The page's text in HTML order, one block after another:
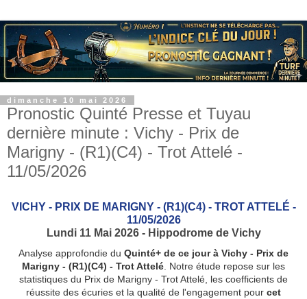
dimanche 10 mai 2026
Pronostic Quinté Presse et Tuyau
dernière minute : Vichy - Prix de
Marigny - (R1)(C4) - Trot Attelé -
11/05/2026
VICHY - PRIX DE MARIGNY - (R1)(C4) - TROT ATTELÉ -
11/05/2026
Lundi 11 Mai 2026 - Hippodrome de Vichy
Analyse approfondie du Quinté+ de ce jour à Vichy - Prix de
Marigny - (R1)(C4) - Trot Attelé. Notre étude repose sur les
statistiques du Prix de Marigny - Trot Attelé, les coefficients de
réussite des écuries et la qualité de l'engagement pour cet